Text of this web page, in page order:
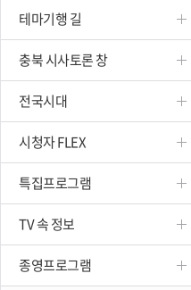
테마기행 길
충북 시사토론 창
전국시대
시청자 FLEX
특집프로그램
TV 속 정보
종영프로그램